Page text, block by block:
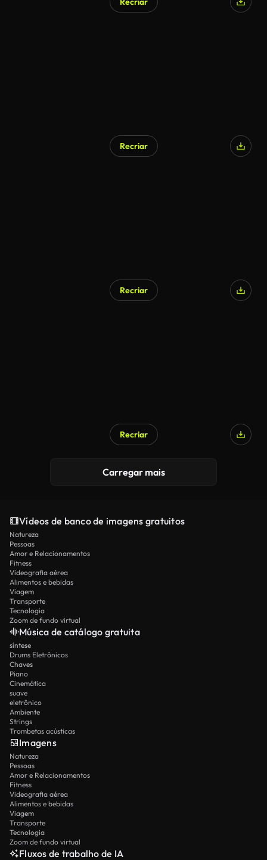
Recriar
Recriar
Recriar
Carregar mais
Vídeos de banco de imagens gratuitos
Natureza
Pessoas
Amor e Relacionamentos
Fitness
Videografia aérea
Alimentos e bebidas
Viagem
Transporte
Tecnologia
Zoom de fundo virtual
Música de catálogo gratuita
síntese
Drums Eletrônicos
Chaves
Piano
Cinemática
suave
eletrônico
Ambiente
Strings
Trombetas acústicas
Imagens
Natureza
Pessoas
Amor e Relacionamentos
Fitness
Videografia aérea
Alimentos e bebidas
Viagem
Transporte
Tecnologia
Zoom de fundo virtual
Fluxos de trabalho de IA